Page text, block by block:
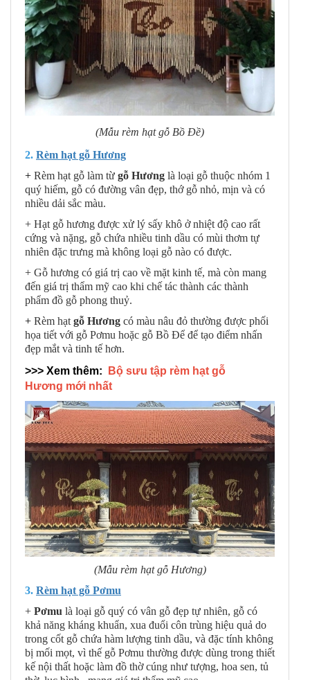
(Mẫu rèm hạt gỗ Bồ Đề)
2. Rèm hạt gỗ Hương
+ Rèm hạt gỗ làm từ gỗ Hương là loại gỗ thuộc nhóm 1
quý hiếm, gỗ có đường vân đẹp, thớ gỗ nhỏ, mịn và có
nhiều dải sắc màu.
+ Hạt gỗ hương được xử lý sấy khô ở nhiệt độ cao rất
cứng và nặng, gỗ chứa nhiều tinh dầu có mùi thơm tự
nhiên đặc trưng mà không loại gỗ nào có được.
+ Gỗ hương có giá trị cao về mặt kinh tế, mà còn mang
đến giá trị thẩm mỹ cao khi chế tác thành các thành
phẩm đồ gỗ phong thuỷ.
+ Rèm hạt gỗ Hương có màu nâu đỏ thường được phối
họa tiết với gỗ Pơmu hoặc gỗ Bồ Để để tạo điểm nhấn
đẹp mắt và tinh tế hơn.
>>> Xem thêm:
Bộ sưu tập rèm hạt gỗ
Hương mới nhất
(Mẫu rèm hạt gỗ Hương)
3. Rèm hạt gỗ Pơmu
+ Pơmu là loại gỗ quý có vân gỗ đẹp tự nhiên, gỗ có
khả năng kháng khuẩn, xua đuổi côn trùng hiệu quả do
trong cốt gỗ chứa hàm lượng tinh dầu, và đặc tính không
bị mối mọt, vì thế gỗ Pơmu thường được dùng trong thiết
kế nội thất hoặc làm đồ thờ cúng như tượng, hoa sen, tủ